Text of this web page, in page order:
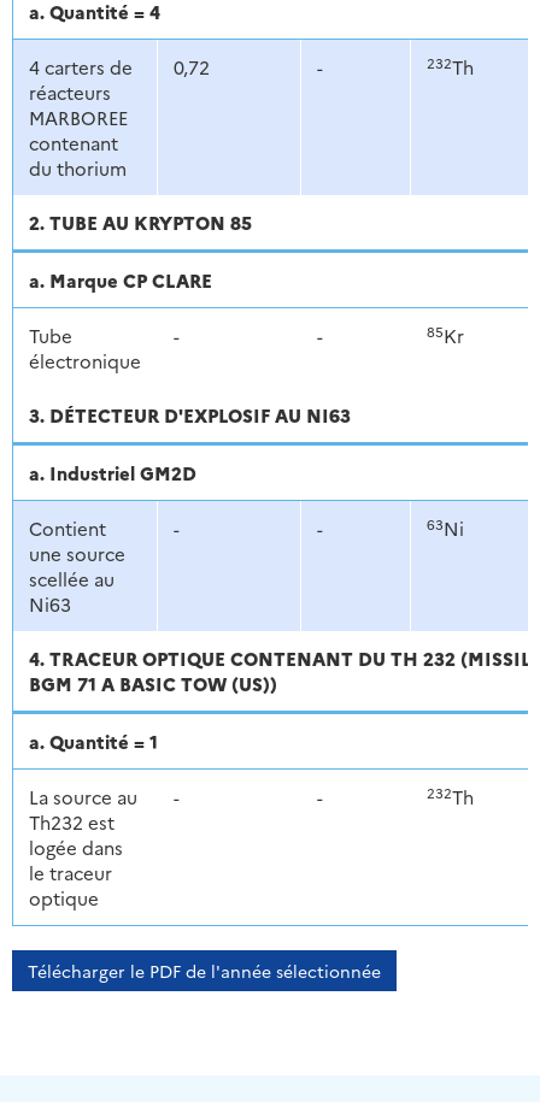
a. Quantité = 4
4 carters de
réacteurs
MARBOREE
contenant
du thorium
0,72 - 232Th
2. TUBE AU KRYPTON 85
a. Marque CP CLARE
Tube
électronique
- - 85Kr
3. DÉTECTEUR D'EXPLOSIF AU NI63
a. Industriel GM2D
Contient
une source
scellée au
Ni63
- - 63Ni
4. TRACEUR OPTIQUE CONTENANT DU TH 232
BGM 71 A BASIC TOW (US))
a. Quantité = 1
La source au
Th232 est
logée dans
le traceur
optique
- - 232Th
Télécharger le PDF de l'année sélectionnée